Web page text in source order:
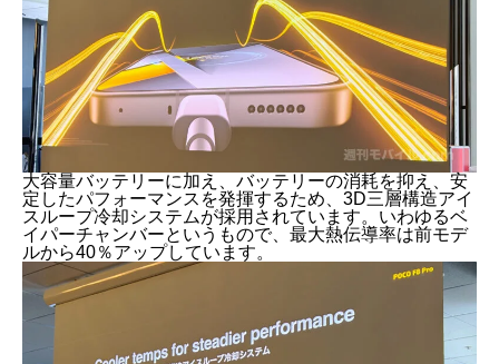
大容量バッテリーに加え、バッテリーの消耗を抑え、安
定したパフォーマンスを発揮するため、3D三層構造アイ
スループ冷却システムが採用されています。いわゆるベ
イパーチャンバーというもので、最大熱伝導率は前モデ
ルから40％アップしています。